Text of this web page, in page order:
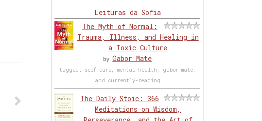
Leituras da Sofia
The Myth of Normal:
Trauma, Illness, and Healing in
a Toxic Culture
byGabor Maté
tagged: self-care, mental-health, gabor-maté,
and currently-reading
The Daily Stoic: 366
Meditations on Wisdom,